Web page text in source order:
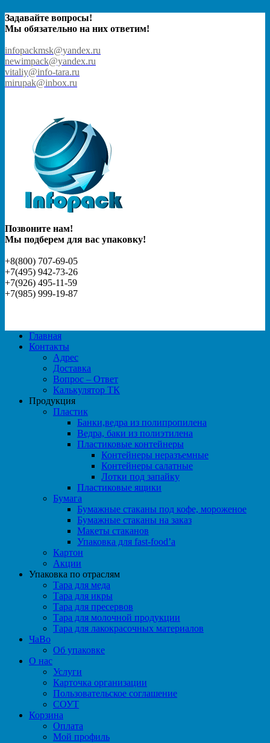
Задавайте вопросы!
Мы обязательно на них ответим!
infopackmsk@yandex.ru
newimpack@yandex.ru
vitaliy@info-tara.ru
mirupak@inbox.ru
Позвоните нам!
Мы подберем для вас упаковку!
+8(800) 707-69-05
+7(495) 942-73-26
+7(926) 495-11-59
+7(985) 999-19-87
Главная
Контакты
Адрес
Доставка
Вопрос – Ответ
Калькулятор ТК
Продукция
Пластик
Банки,ведра из полипропилена
Ведра, баки из полиэтилена
Пластиковые контейнеры
Контейнеры неразъемные
Контейнеры салатные
Лотки под запайку
Пластиковые ящики
Бумага
Бумажные стаканы под кофе, мороженое
Бумажные стаканы на заказ
Макеты стаканов
Упаковка для fast-food’а
Картон
Акции
Упаковка по отраслям
Тара для меда
Тара для икры
Тара для пресервов
Тара для молочной продукции
Тара для лакокрасочных материалов
ЧаВо
Об упаковке
О нас
Услуги
Карточка организации
Пользовательское соглашение
СОУТ
Корзина
Оплата
Мой профиль